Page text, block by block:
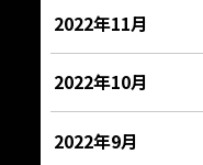
2022年11月
2022年10月
2022年9月